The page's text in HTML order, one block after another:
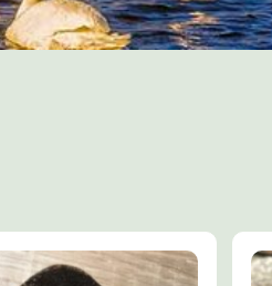
tot slot op attent:
en Maria van der Geest nooit